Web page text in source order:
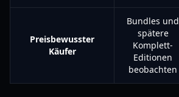
Preisbewusster
Käufer
Bundles und
spätere
Komplett-
Editionen
beobachten